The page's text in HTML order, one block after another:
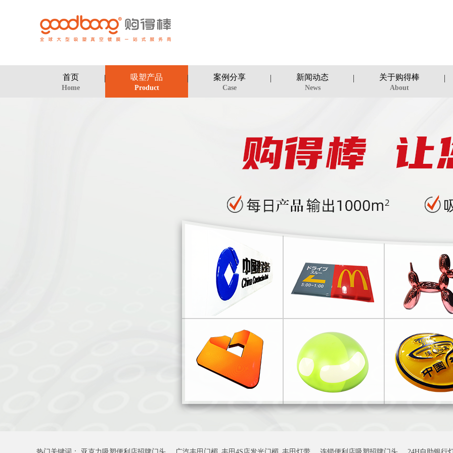
首页
Home
吸塑产品
Product
案例分享
Case
新闻动态
News
关于购得棒
About